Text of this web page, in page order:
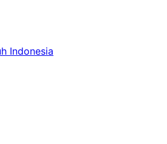
Indonesia